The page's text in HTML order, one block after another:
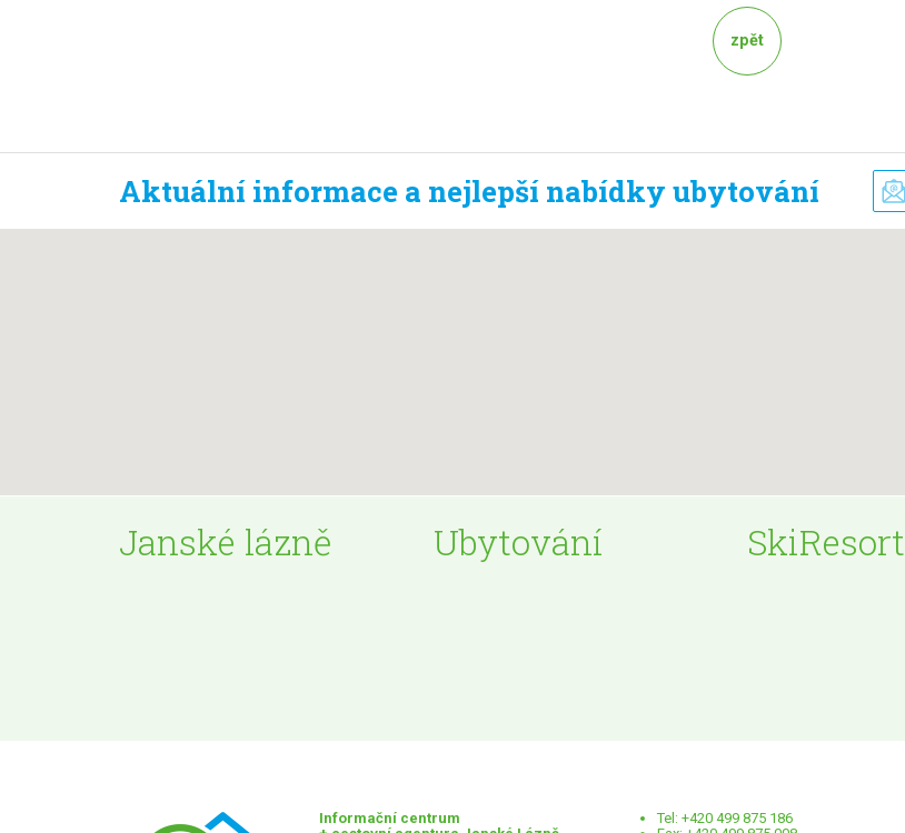
zpět
Aktuální informace a nejlepší nabídky ubytování
Janské lázně Ubytování SkiResort
Informační centrum
Tel: +420 499 875 186